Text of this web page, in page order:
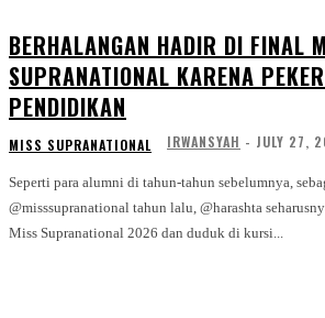
BERHALANGAN HADIR DI FINAL
SUPRANATIONAL KARENA
PENDIDIKAN
MISS SUPRANATIONAL IRWANSYAH - JULY 27,
Seperti para alumni di tahun-tahun sebelumnya,
@misssupranational tahun lalu, @harashta
Miss Supranational 2026 dan duduk di kursi...